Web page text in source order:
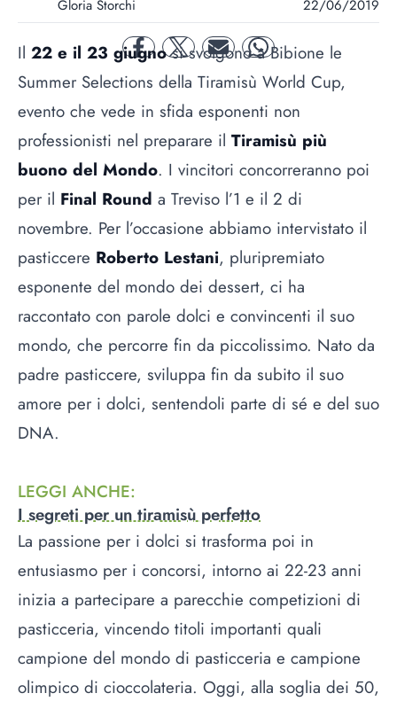
Gloria Storchi 22/06/2019
facebooktwitter mail whatsapp
Il 22 e il 23 giugnosi svolgono a Bibione le
Summer Selections della Tiramisù World Cup,
evento che vede in sfida esponenti non
professionisti nel preparare il Tiramisù più
buono del Mondo. I vincitori concorreranno poi
per il Final Round a Treviso l’1 e il 2 di
novembre. Per l’occasione abbiamo intervistato il
pasticcere Roberto Lestani, pluripremiato
esponente del mondo dei dessert, ci ha
raccontato con parole dolci e convincenti il suo
mondo, che percorre fin da piccolissimo. Nato da
padre pasticcere, sviluppa fin da subito il suo
amore per i dolci, sentendoli parte di sé e del suo
DNA.
LEGGI ANCHE:
I segreti per un tiramisù perfetto
La passione per i dolci si trasforma poi in
entusiasmo per i concorsi, intorno ai 22-23 anni
inizia a partecipare a parecchie competizioni di
pasticceria, vincendo titoli importanti quali
campione del mondo di pasticceria e campione
olimpico di cioccolateria. Oggi, alla soglia dei 50,